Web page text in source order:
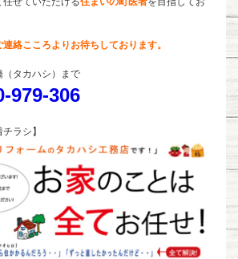
絡こころよりお待ちしております。
タカハシ）まで
979-306
ラシ】